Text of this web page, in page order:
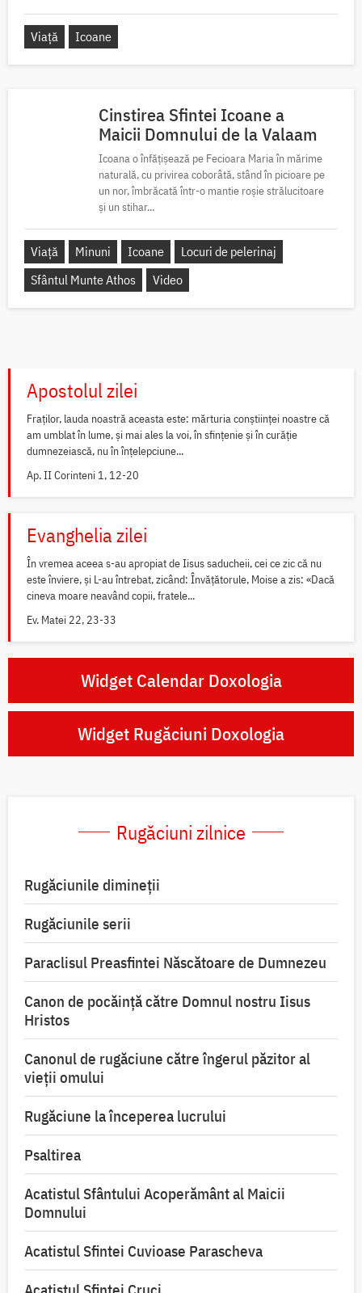
Viață Icoane
Cinstirea Sfintei Icoane a
Maicii Domnului de la Valaam
Icoana o înfățișează pe Fecioara Maria în mărime
naturală, cu privirea coborâtă, stând în picioare pe
un nor, îmbrăcată într-o mantie roșie strălucitoare
și un stihar...
Viață Minuni Icoane
Locuri de pelerinaj
Sfântul Munte Athos
Video
Apostolul zilei
Fraților, lauda noastră aceasta este: mărturia conștiinței noastre că
am umblat în lume, și mai ales la voi, în sfințenie și în curăție
dumnezeiască, nu în înțelepciune...
Ap. II Corinteni 1, 12-20
Evanghelia zilei
În vremea aceea s-au apropiat de Iisus saducheii, cei ce zic că nu
este înviere, și L-au întrebat, zicând: Învățătorule, Moise a zis: «Dacă
cineva moare neavând copii, fratele...
Ev. Matei 22, 23-33
Widget Calendar Doxologia
Widget Rugăciuni Doxologia
Rugăciuni zilnice
Rugăciunile dimineții
Rugăciunile serii
Paraclisul Preasfintei Născătoare de Dumnezeu
Canon de pocăință către Domnul nostru Iisus
Hristos
Canonul de rugăciune către îngerul păzitor al
vieții omului
Rugăciune la începerea lucrului
Psaltirea
Acatistul Sfântului Acoperământ al Maicii
Domnului
Acatistul Sfintei Cuvioase Parascheva